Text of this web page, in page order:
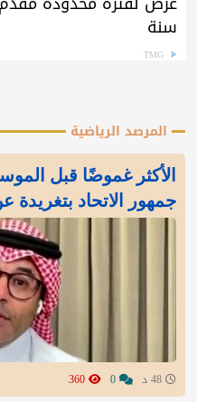
سنة
TMG
المرصد الرياضية
الأكثر غموضًا قبل
جمهور الاتحاد بتغريدة